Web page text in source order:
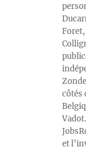
côtés
et